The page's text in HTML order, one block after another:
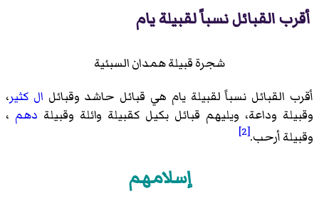
أقرب القبائل نسباً لقبيلة يام
شجرة قبيلة همدان السبئية
أقرب القبائل نسباً لقبيلة يام هي قبائل حاشد وقبائل ال كثير،
وقبيلة وداعة، ويليهم قبائل بكيل كقبيلة وائلة وقبيلة دهم ،
وقبيلة أرحب.[2]
إسلامهم